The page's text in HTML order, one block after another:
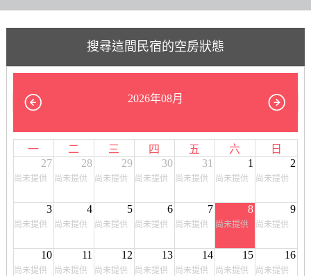
搜尋這間民宿的空房狀態
2026年08月
一 二 三 四 五 六
日
27
尚未提供
28
尚未提供
29
尚未提供
30
尚未提供
31
尚未提供
1
尚未提供
2
尚未提供
3
尚未提供
4
尚未提供
5
尚未提供
6
尚未提供
7
尚未提供
8
尚未提供
9
尚未提供
10
尚未提供
11
尚未提供
12
尚未提供
13
尚未提供
14
尚未提供
15
尚未提供
16
尚未提供